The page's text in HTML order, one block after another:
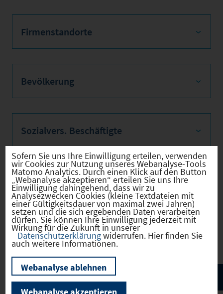
Firmenstandorte
Bevölkerung
Sozialvers. Beschäftigte
Verkehrsinfrastruktur
Kommunale Infrastruktur
Sofern Sie uns Ihre Einwilligung erteilen, verwenden
wir Cookies zur Nutzung unseres Webanalyse-Tools
Matomo Analytics. Durch einen Klick auf den Button
„Webanalyse akzeptieren“ erteilen Sie uns Ihre
Einwilligung dahingehend, dass wir zu
Analysezwecken Cookies (kleine Textdateien mit
einer Gültigkeitsdauer von maximal zwei Jahren)
setzen und die sich ergebenden Daten verarbeiten
dürfen. Sie können Ihre Einwilligung jederzeit mit
Wirkung für die Zukunft in unserer
Datenschutzerklärungwiderrufen. Hier finden Sie
auch weitere Informationen.
Webanalyse ablehnen